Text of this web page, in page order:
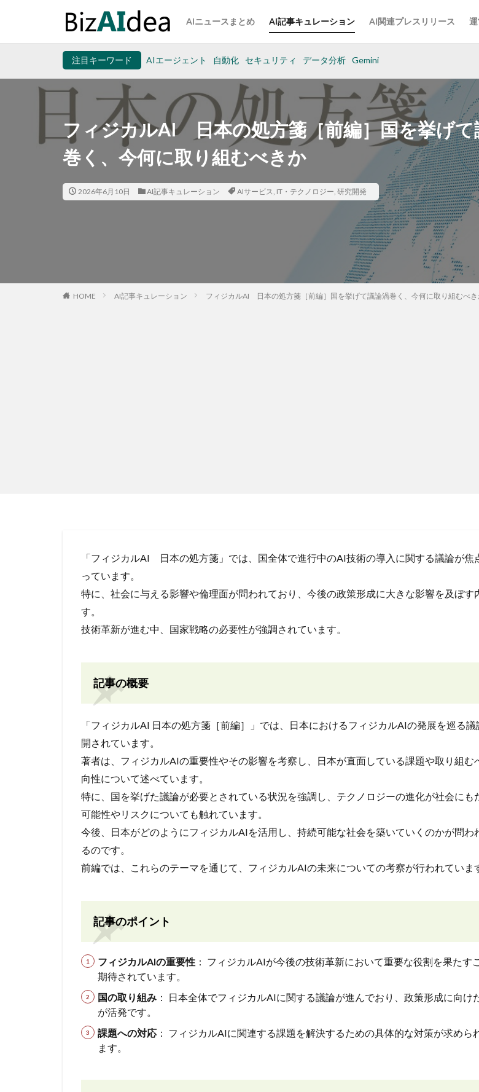
AIニュースまとめ AI記事キュレーション AI関連プレスリリース
注目キーワード AIエージェント 自動化 セキュリティ データ分析 Gemini
フィジカルAI 日本の処方箋［前編］国を挙げて
巻く、今何に取り組むべきか
2026年6月10日 AI記事キュレーション AIサービス, IT・テクノロジー, 研究開発
HOME AI記事キュレーション フィジカルAI 日本の処方箋［前編］国を挙げて議論渦巻く、今何に取り組むべ
「フィジカルAI 日本の処方箋」では、国全体で進行中のAI技術の導入に関する議論が焦
っています。
特に、社会に与える影響や倫理面が問われており、今後の政策形成に大きな影響を及ぼす
す。
技術革新が進む中、国家戦略の必要性が強調されています。
記事の概要
「フィジカルAI 日本の処方箋［前編］」では、日本におけるフィジカルAIの発展を巡る議
開されています。
著者は、フィジカルAIの重要性やその影響を考察し、日本が直面している課題や取り組む
向性について述べています。
特に、国を挙げた議論が必要とされている状況を強調し、テクノロジーの進化が社会にも
可能性やリスクについても触れています。
今後、日本がどのようにフィジカルAIを活用し、持続可能な社会を築いていくのかが問わ
るのです。
前編では、これらのテーマを通じて、フィジカルAIの未来についての考察が行われていま
記事のポイント
フィジカルAIの重要性 ： フィジカルAIが今後の技術革新において重要な役割を果たす
期待されています。
国の取り組み ： 日本全体でフィジカルAIに関する議論が進んでおり、政策形成に向け
が活発です。
課題への対応 ： フィジカルAIに関連する課題を解決するための具体的な対策が求めら
ます。